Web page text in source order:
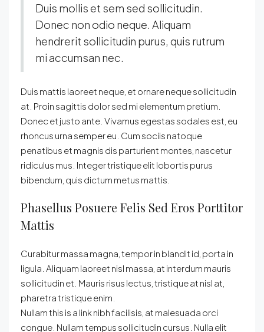
Duis mollis et sem sed sollicitudin.
Donec non odio neque. Aliquam
hendrerit sollicitudin purus, quis rutrum
mi accumsan nec.
Duis mattis laoreet neque, et ornare neque sollicitudin
at. Proin sagittis dolor sed mi elementum pretium.
Donec et justo ante. Vivamus egestas sodales est, eu
rhoncus urna semper eu. Cum sociis natoque
penatibus et magnis dis parturient montes, nascetur
ridiculus mus. Integer tristique elit lobortis purus
bibendum, quis dictum metus mattis.
Phasellus Posuere Felis Sed Eros Porttitor
Mattis
Curabitur massa magna, tempor in blandit id, porta in
ligula. Aliquam laoreet nisl massa, at interdum mauris
sollicitudin et. Mauris risus lectus, tristique at nisl at,
pharetra tristique enim.
Nullam this is a link nibh facilisis, at malesuada orci
congue. Nullam tempus sollicitudin cursus. Nulla elit